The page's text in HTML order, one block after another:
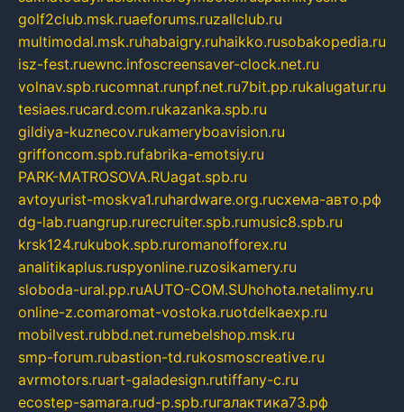
golf2club.msk.ruaeforums.ruzallclub.ru
multimodal.msk.ruhabaigry.ruhaikko.rusobakopedia.ru
isz-fest.ruewnc.infoscreensaver-clock.net.ru
volnav.spb.rucomnat.runpf.net.ru7bit.pp.rukalugatur.ru
tesiaes.rucard.com.rukazanka.spb.ru
gildiya-kuznecov.rukameryboavision.ru
griffoncom.spb.rufabrika-emotsiy.ru
PARK-MATROSOVA.RUagat.spb.ru
avtoyurist-moskva1.ruhardware.org.ruсхема-авто.рф
dg-lab.ruangrup.rurecruiter.spb.rumusic8.spb.ru
krsk124.rukubok.spb.ruromanofforex.ru
analitikaplus.ruspyonline.ruzosikamery.ru
sloboda-ural.pp.ruAUTO-COM.SUhohota.netalimy.ru
online-z.comaromat-vostoka.ruotdelkaexp.ru
mobilvest.rubbd.net.rumebelshop.msk.ru
smp-forum.rubastion-td.rukosmoscreative.ru
avrmotors.ruart-galadesign.rutiffany-c.ru
ecostep-samara.rud-p.spb.ruгалактика73.рф